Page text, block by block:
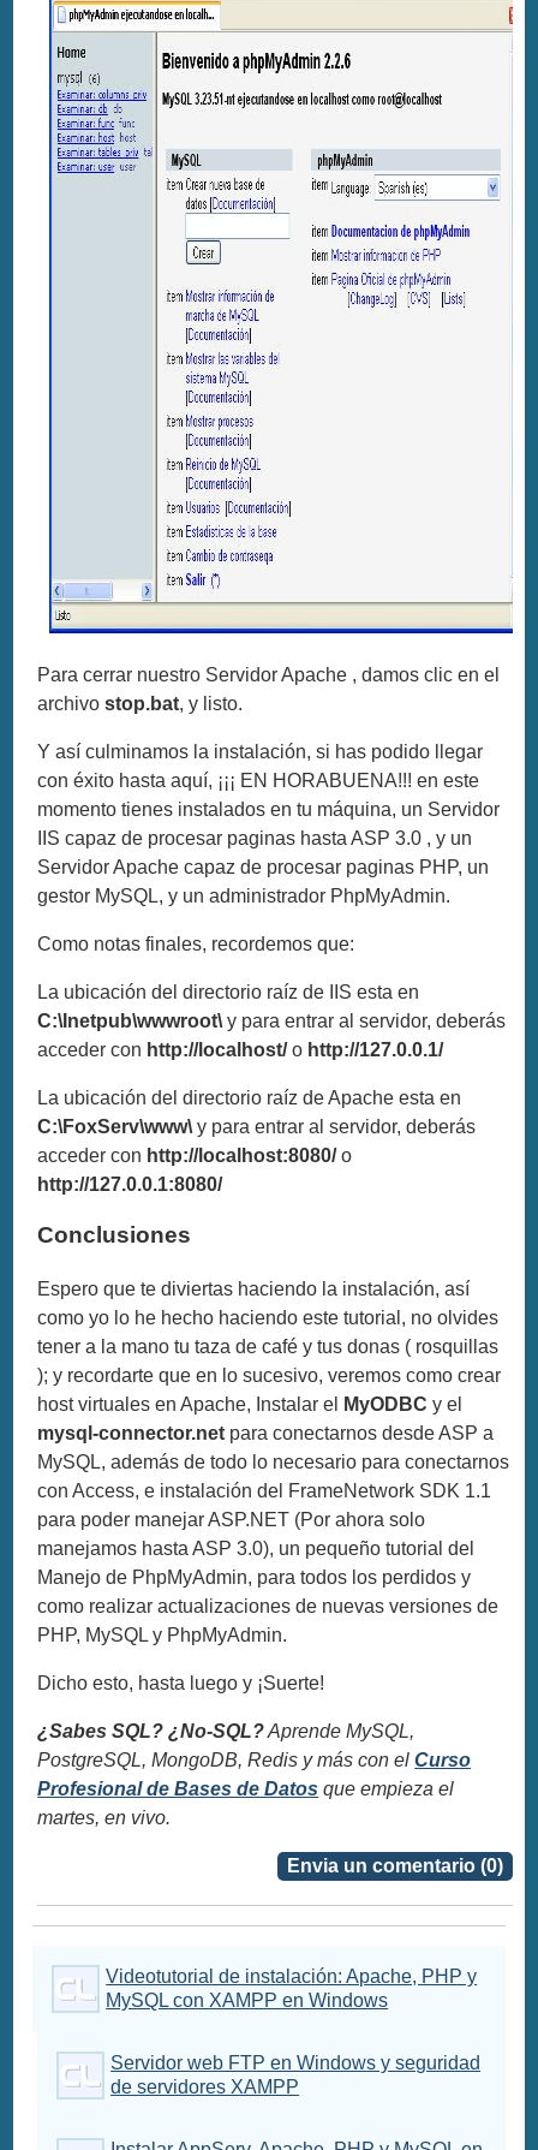
Para cerrar nuestro Servidor Apache , damos clic en el
archivostop.bat, y listo.
Y así culminamos la instalación, si has podido llegar
con éxito hasta aquí, ¡¡¡ EN HORABUENA!!! en este
momento tienes instalados en tu máquina, un Servidor
IIS capaz de procesar paginas hasta ASP 3.0 , y un
Servidor Apache capaz de procesar paginas PHP, un
gestor MySQL, y un administrador PhpMyAdmin.
Como notas finales, recordemos que:
La ubicación del directorio raíz de IIS esta en
C:\Inetpub\wwwroot\ y para entrar al servidor, deberás
acceder con http://localhost/o http://127.0.0.1/
La ubicación del directorio raíz de Apache esta en
C:\FoxServ\www\ y para entrar al servidor, deberás
acceder con http://localhost:8080/o
http://127.0.0.1:8080/
Conclusiones
Espero que te diviertas haciendo la instalación, así
como yo lo he hecho haciendo este tutorial, no olvides
tener a la mano tu taza de café y tus donas ( rosquillas
); y recordarte que en lo sucesivo, veremos como crear
host virtuales en Apache, Instalar el
MyODBC y el
mysql-connector.net para conectarnos desde ASP a
MySQL, además de todo lo necesario para conectarnos
con Access, e instalación del FrameNetwork SDK 1.1
para poder manejar ASP.NET (Por ahora solo
manejamos hasta ASP 3.0), un pequeño tutorial del
Manejo de PhpMyAdmin, para todos los perdidos y
como realizar actualizaciones de nuevas versiones de
PHP, MySQL y PhpMyAdmin.
Dicho esto, hasta luego y ¡Suerte!
¿Sabes SQL? ¿No-SQL?Aprende MySQL,
PostgreSQL, MongoDB, Redis y más con elCurso
Profesional de Bases de Datos que empieza el
martes, en vivo.
Envia un comentario (0)
Videotutorial de instalación: Apache, PHP y
MySQL con XAMPP en Windows
Servidor web FTP en Windows y seguridad
de servidores XAMPP